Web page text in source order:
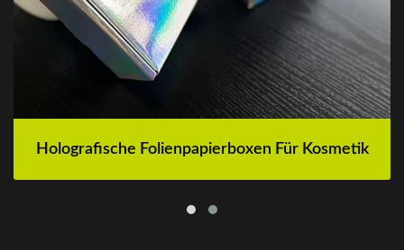
Holografische Folienpapierboxen Für Kosmetik